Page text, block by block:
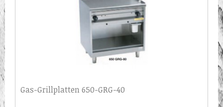
Gas-Grillplatten 650-GRG-40